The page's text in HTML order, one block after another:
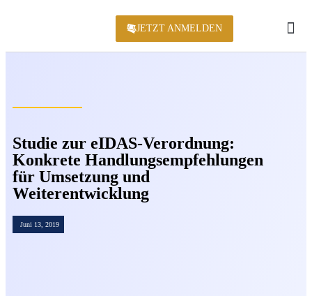
JETZT ANMELDEN
Studie zur eIDAS-Verordnung:
Konkrete Handlungsempfehlungen
für Umsetzung und
Weiterentwicklung
Juni 13, 2019